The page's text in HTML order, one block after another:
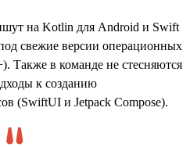
на Kotlin для Android и Swift
свежие версии операционных
Также в команде не стесняются
к созданию
(SwiftUI и Jetpack Compose).